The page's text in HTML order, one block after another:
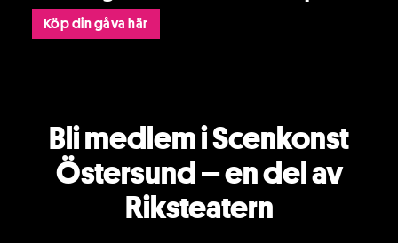
Köp din gåva här
Bli medlem i Scenkonst
Östersund – en del av
Riksteatern